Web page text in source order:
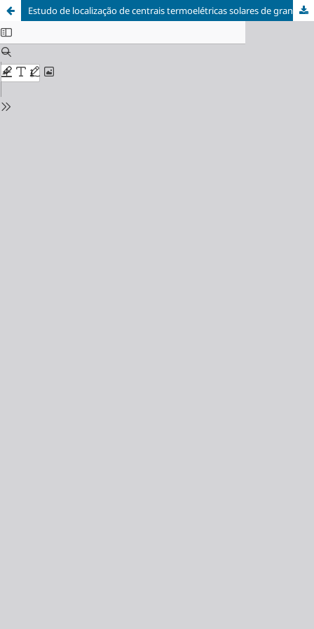
Estudo de localização de centrais termoelétricas solares de grande porte no estado de Minas Gerais